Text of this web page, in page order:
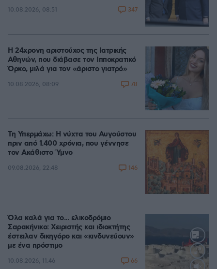
10.08.2026, 08:51 347
Η 24χρονη αριστούχος της Ιατρικής
Αθηνών, που διάβασε τον Ιπποκρατικό
Όρκο, μιλά για τον «άριστο γιατρό»
10.08.2026, 08:09 78
Τη Υπερμάχω: Η νύχτα του Αυγούστου
πριν από 1.400 χρόνια, που γέννησε
τον Ακάθιστο Ύμνο
09.08.2026, 22:48 146
Όλα καλά για το... ελικοδρόμιο
Σαρακήνικο: Χειριστής και ιδιοκτήτης
έστειλαν δικηγόρο και «κινδυνεύουν»
με ένα πρόστιμο
10.08.2026, 11:46 66